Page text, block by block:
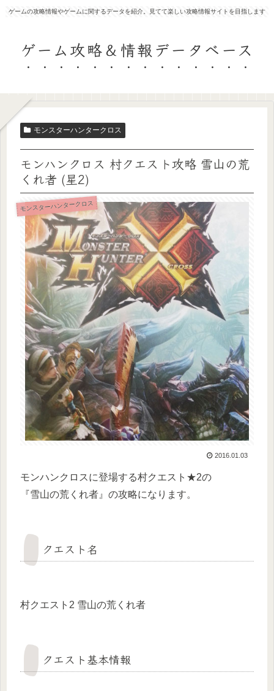
ゲームの攻略情報やゲームに関するデータを紹介。見てて楽しい攻略情報サイトを目指します
ゲーム攻略＆情報データベース
モンスターハンタークロス
モンハンクロス 村クエスト攻略 雪山の荒
くれ者 (星2)
モンスターハンタークロス
2016.01.03
モンハンクロスに登場する村クエスト★2の
『雪山の荒くれ者』の攻略になります。
クエスト名
村クエスト2 雪山の荒くれ者
クエスト基本情報